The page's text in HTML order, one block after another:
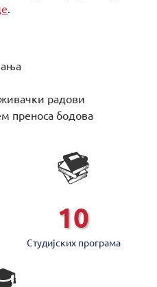
радови
преноса бодова
Студијских програмa
10